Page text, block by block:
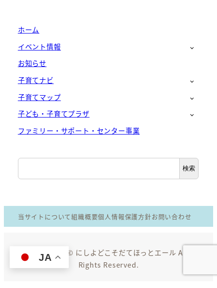
ホーム
イベント情報
お知らせ
子育てナビ
子育てマップ
子ども・子育てプラザ
ファミリー・サポート・センター事業
検
索
検索
当サイトについて組織概要個人情報保護方針お問い合わせ
Copyright © にしよどこそだてほっとエール All
Rights Reserved.
JA